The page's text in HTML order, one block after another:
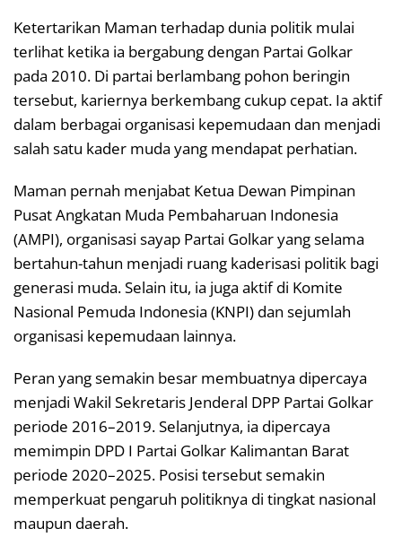
Ketertarikan Maman terhadap dunia politik mulai
terlihat ketika ia bergabung dengan Partai Golkar
pada 2010. Di partai berlambang pohon beringin
tersebut, kariernya berkembang cukup cepat. Ia aktif
dalam berbagai organisasi kepemudaan dan menjadi
salah satu kader muda yang mendapat perhatian.
Maman pernah menjabat Ketua Dewan Pimpinan
Pusat Angkatan Muda Pembaharuan Indonesia
(AMPI), organisasi sayap Partai Golkar yang selama
bertahun-tahun menjadi ruang kaderisasi politik bagi
generasi muda. Selain itu, ia juga aktif di Komite
Nasional Pemuda Indonesia (KNPI) dan sejumlah
organisasi kepemudaan lainnya.
Peran yang semakin besar membuatnya dipercaya
menjadi Wakil Sekretaris Jenderal DPP Partai Golkar
periode 2016–2019. Selanjutnya, ia dipercaya
memimpin DPD I Partai Golkar Kalimantan Barat
periode 2020–2025. Posisi tersebut semakin
memperkuat pengaruh politiknya di tingkat nasional
maupun daerah.